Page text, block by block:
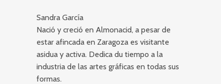
Sandra García
Nació y creció en Almonacid, a pesar de
estar afincada en Zaragoza es visitante
asidua y activa. Dedica du tiempo a la
industria de las artes gráficas en todas sus
formas.